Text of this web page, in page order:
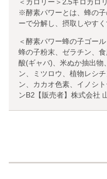
※酵素パワーとは、蜂の
ーで分解し、摂取しやすく
＜酵素パワー蜂の子ゴー
蜂の子粉末、ゼラチン、
酸(ギャバ)、米ぬか抽出物
ン、ミツロウ、植物レシ
ン、カカオ色素、イノシ
ンB2【販売者】株式会社